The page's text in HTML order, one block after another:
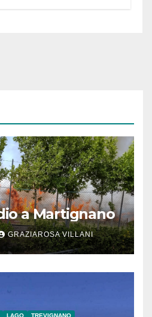
a Martignano
GRAZIAROSA VILLANI
LAGO TREVIGNANO